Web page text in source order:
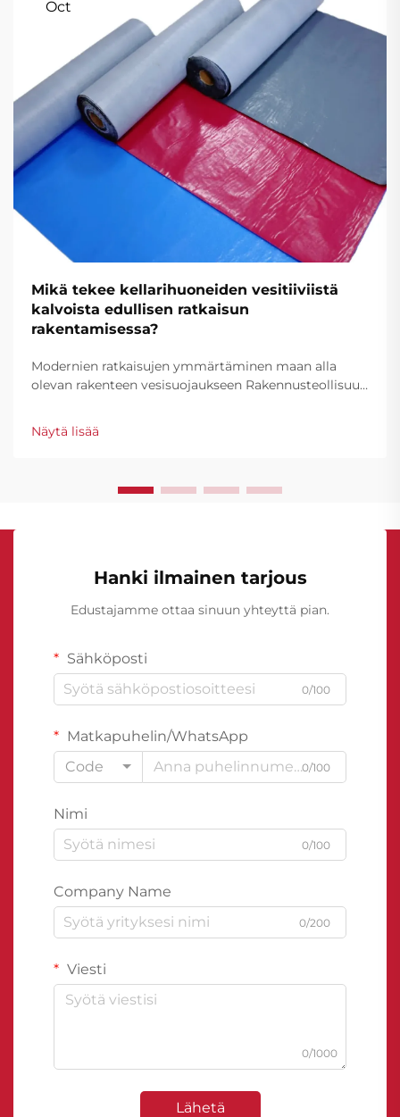
Oct
Mikä tekee kellarihuoneiden vesitiiviistä
kalvoista edullisen ratkaisun
rakentamisessa?
Modernien ratkaisujen ymmärtäminen maan alla
olevan rakenteen vesisuojaukseen Rakennusteollisuus
vesitiiviysteknologiassa, ja kellarien vesitiiviyskalvot
ovat nousseet rakenteellisen suojauksen
Näytä lisää
Hanki ilmainen tarjous
Edustajamme ottaa sinuun yhteyttä pian.
Sähköposti
0/100
Matkapuhelin/WhatsApp
Code
0/100
Nimi
0/100
Company Name
0/200
Viesti
0/1000
Lähetä